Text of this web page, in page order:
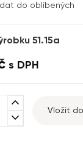
do oblíbených
51.15a
s DPH
expand_less
expand_more
Vložit